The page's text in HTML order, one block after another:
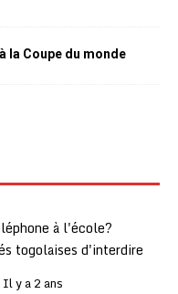
la Coupe du monde
à l'école?
togolaises d'interdire
Il y a 2 ans